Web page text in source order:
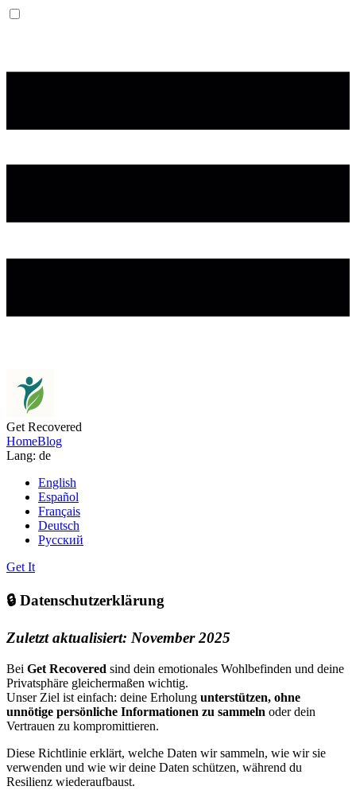
Get Recovered
HomeBlog
Lang: de
English
Español
Français
Deutsch
Русский
Get It
🔒 Datenschutzerklärung
Zuletzt aktualisiert: November 2025
Bei Get Recovered sind dein emotionales Wohlbefinden und deine
Privatsphäre gleichermaßen wichtig.
Unser Ziel ist einfach: deine Erholung unterstützen, ohne
unnötige persönliche Informationen zu sammeln oder dein
Vertrauen zu kompromittieren.
Diese Richtlinie erklärt, welche Daten wir sammeln, wie wir sie
verwenden und wie wir deine Daten schützen, während du
Resilienz wiederaufbaust.